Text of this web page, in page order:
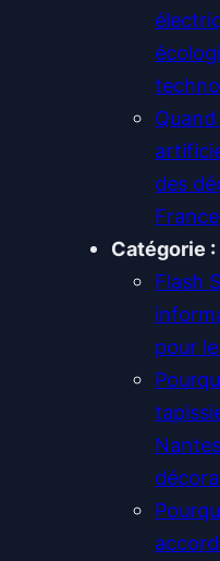
Quand
des
France
Catégorie :
Flash
pour